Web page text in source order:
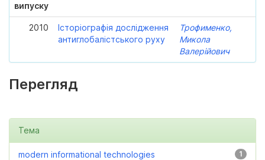
випуску
2010
Історіографія дослідження
антиглобалістського руху
Трофименко,
Микола
Валерійович
Перегляд
Тема
1
modern informational technologies